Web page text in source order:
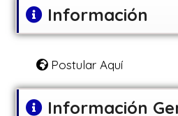
Información
Postular Aquí
Información